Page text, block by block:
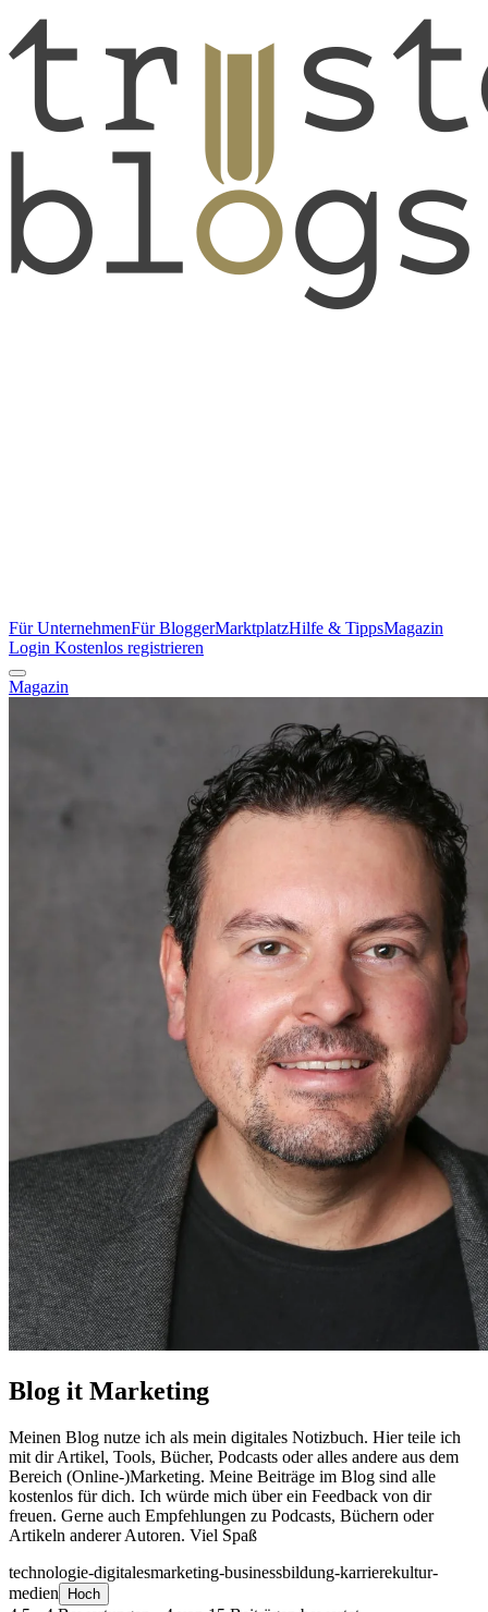
Für UnternehmenFür BloggerMarktplatzHilfe & TippsMagazin
Login Kostenlos registrieren
Magazin
Blog it Marketing
Meinen Blog nutze ich als mein digitales Notizbuch. Hier teile ich
mit dir Artikel, Tools, Bücher, Podcasts oder alles andere aus dem
Bereich (Online-)Marketing. Meine Beiträge im Blog sind alle
kostenlos für dich. Ich würde mich über ein Feedback von dir
freuen. Gerne auch Empfehlungen zu Podcasts, Büchern oder
Artikeln anderer Autoren. Viel Spaß
technologie-digitalesmarketing-businessbildung-karrierekultur-
medien
Hoch